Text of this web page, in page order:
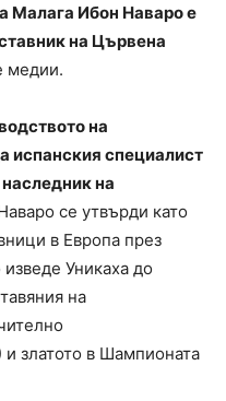
Малага Ибон Наваро е
на Цървена
медии.
на
испанския специалист
на
се утвърди като
в Европа през
Уникаха до
на
златото в Шампионата